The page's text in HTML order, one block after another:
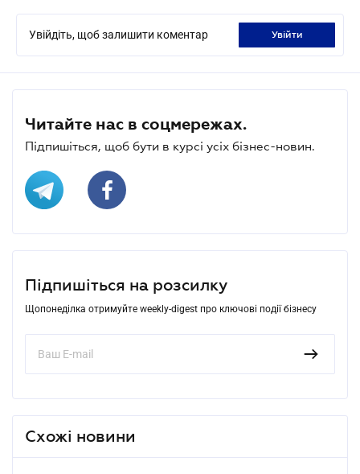
Увійдіть, щоб залишити коментар увійти
Читайте нас в соцмережах.
Підпишіться, щоб бути в курсі усіх бізнес-новин.
Підпишіться на розсилку
Щопонеділка отримуйте weekly-digest про ключові події бізнесу
Схожі новини